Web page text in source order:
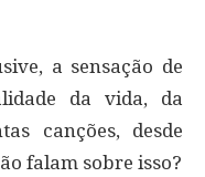
a sensação de
da vida, da
canções, desde
falam sobre isso?